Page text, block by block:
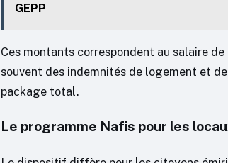
GEPP
Ces montants correspondent au salaire
souvent des indemnités de logement et
package total.
Le programme Nafis pour les